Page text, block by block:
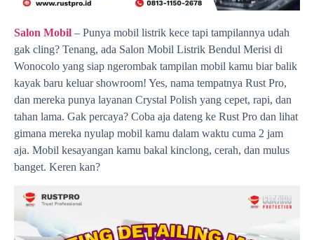
Salon Mobil – Punya mobil listrik kece tapi tampilannya udah
gak cling? Tenang, ada Salon Mobil Listrik Bendul Merisi di
Wonocolo yang siap ngerombak tampilan mobil kamu biar balik
kayak baru keluar showroom! Yes, nama tempatnya Rust Pro,
dan mereka punya layanan Crystal Polish yang cepet, rapi, dan
tahan lama. Gak percaya? Coba aja dateng ke Rust Pro dan lihat
gimana mereka nyulap mobil kamu dalam waktu cuma 2 jam
aja. Mobil kesayangan kamu bakal kinclong, cerah, dan mulus
banget. Keren kan?